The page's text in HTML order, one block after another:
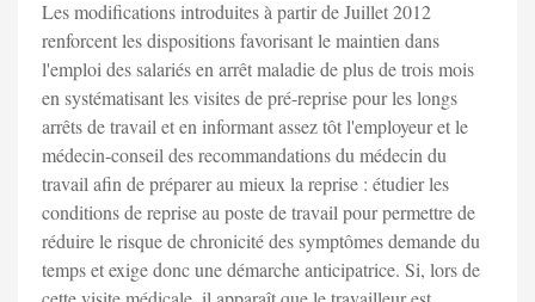
Les modifications introduites à partir de Juillet 2012
renforcent les dispositions favorisant le maintien dans
l'emploi des salariés en arrêt maladie de plus de trois mois
en systématisant les visites de pré-reprise pour les longs
arrêts de travail et en informant assez tôt l'employeur et le
médecin-conseil des recommandations du médecin du
travail afin de préparer au mieux la reprise : étudier les
conditions de reprise au poste de travail pour permettre de
réduire le risque de chronicité des symptômes demande du
temps et exige donc une démarche anticipatrice. Si, lors de